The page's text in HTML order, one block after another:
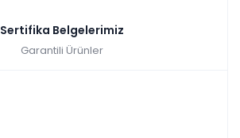
Sertifika Belgelerimiz
Garantili Ürünler